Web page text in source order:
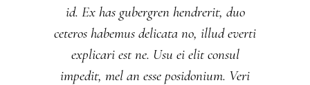
id. Ex has gubergren hendrerit, duo
ceteros habemus delicata no, illud everti
explicari est ne. Usu ei elit consul
impedit, mel an esse posidonium. Veri